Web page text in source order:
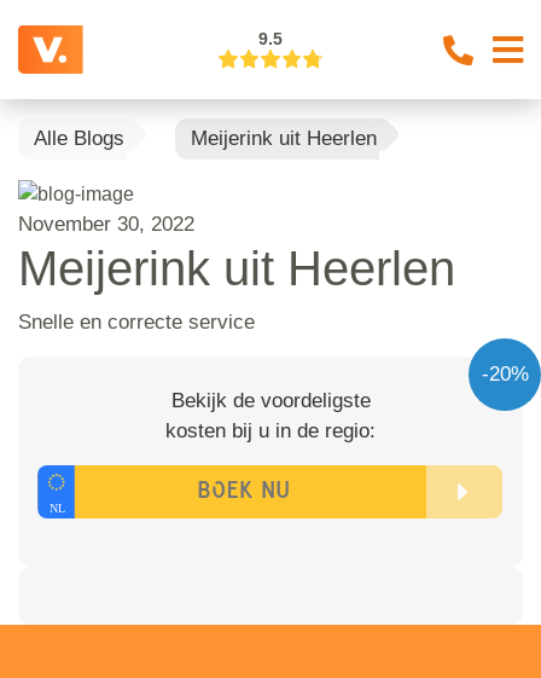
9.5
Alle Blogs Meijerink uit Heerlen
November 30, 2022
Meijerink uit Heerlen
Snelle en correcte service
-20%
Bekijk de voordeligste
kosten bij u in de regio: